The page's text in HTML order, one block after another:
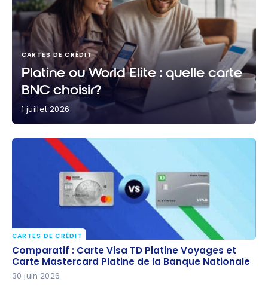
CARTES DE CRÉDIT
Platine ou World Elite : quelle carte
BNC choisir?
1 juillet 2026
Comparatif : Carte Visa TD Platine Voyages et
Carte Mastercard Platine de la Banque Nationale
CARTES DE CRÉDIT
Comparatif : Carte Visa TD Platine Voyages et
Carte Mastercard Platine de la Banque Nationale
30 juin 2026